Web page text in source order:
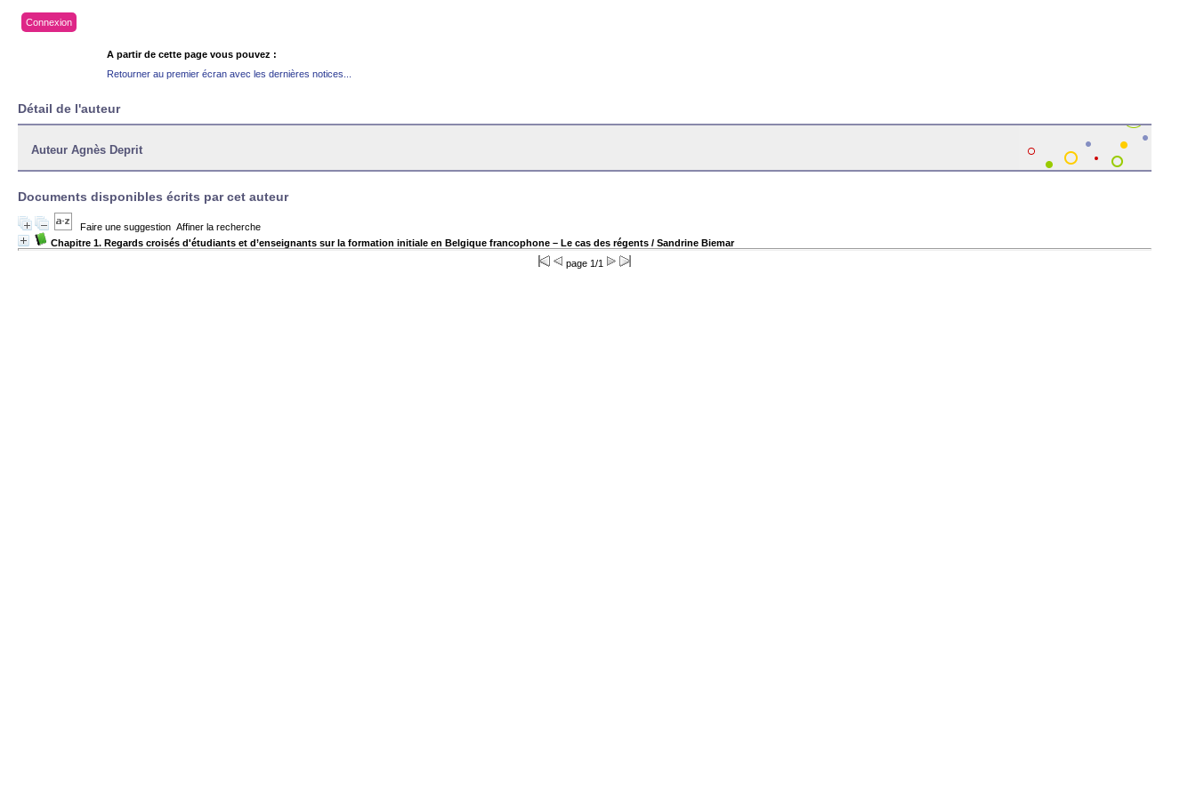
Connexion
A partir de cette page vous pouvez :
Retourner au premier écran avec les dernières notices...
Détail de l'auteur
Auteur Agnès Deprit
Documents disponibles écrits par cet auteur
Faire une suggestion Affiner la recherche
Chapitre 1. Regards croisés d'étudiants et d’enseignants sur la formation initiale en Belgique francophone – Le cas des régents / Sandrine Biemar
page 1/1